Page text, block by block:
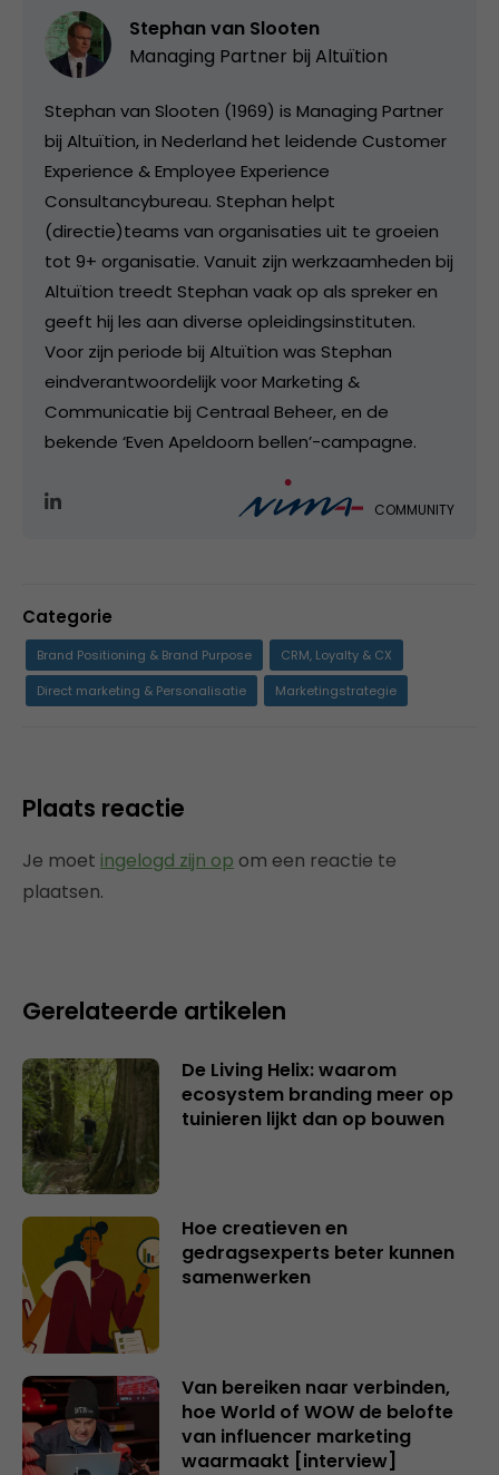
Stephan van Slooten
Managing Partner bij Altuïtion
Stephan van Slooten (1969) is Managing Partner
bij Altuïtion, in Nederland het leidende Customer
Experience & Employee Experience
Consultancybureau. Stephan helpt
(directie)teams van organisaties uit te groeien
tot 9+ organisatie. Vanuit zijn werkzaamheden bij
Altuïtion treedt Stephan vaak op als spreker en
geeft hij les aan diverse opleidingsinstituten.
Voor zijn periode bij Altuïtion was Stephan
eindverantwoordelijk voor Marketing &
Communicatie bij Centraal Beheer, en de
bekende ‘Even Apeldoorn bellen’-campagne.
COMMUNITY
Categorie
Brand Positioning & Brand Purpose
CRM, Loyalty & CX
Direct marketing & Personalisatie
Marketingstrategie
Plaats reactie
Je moet ingelogd zijn op om een reactie te
plaatsen.
Gerelateerde artikelen
De Living Helix: waarom
ecosystem branding meer op
tuinieren lijkt dan op bouwen
Hoe creatieven en
gedragsexperts beter kunnen
samenwerken
Van bereiken naar verbinden,
hoe World of WOW de belofte
van influencer marketing
waarmaakt [interview]